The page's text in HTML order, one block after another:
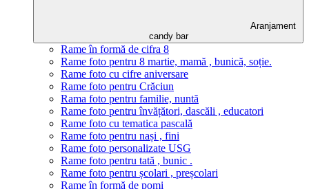
Aranjament
candy bar
Rame în formă de cifra 8
Rame foto pentru 8 martie, mamă , bunică, soție.
Rame foto cu cifre aniversare
Rame foto pentru Crăciun
Rama foto pentru familie, nuntă
Rame foto pentru învățători, dascăli , educatori
Rame foto cu tematica pascală
Rame foto pentru nași , fini
Rame foto personalizate USG
Rame foto pentru tată , bunic .
Rame foto pentru școlari , preșcolari
Rame în formă de pomi